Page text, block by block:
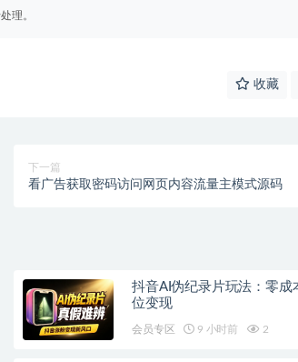
理。
收藏
下一篇
看广告获取密码访问网页内容流量主模式源码
抖音AI伪纪录片玩法：零成
位变现
会员专区 9 小时前 2